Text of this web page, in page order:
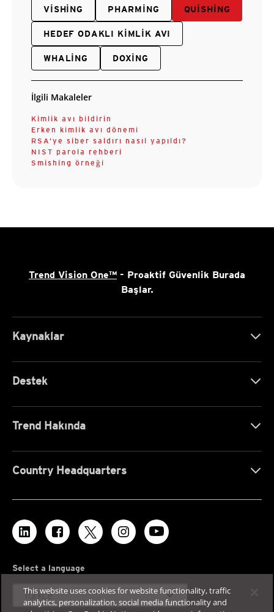
VISHING PHARMING QUISHING
HEDEF ODAKLI KIMLIK AVI
WHALING DOXING
İlgili Makaleler
Kimlik avı bildirin
Erken kimlik avı dönemi
RSA’ye siber saldırı nasıl yapıldı?
NIST parola rehberi
Smishing örneği
Trend Vision One™ - Proaktif Güvenlik Burada
Başlar.
Kaynaklar
Destek
Trend Hakında
Country Headquarters
Select a language
Türkçe expand_more
This website uses cookies for website functionality, traffic
analytics, personalization, social media functionality and